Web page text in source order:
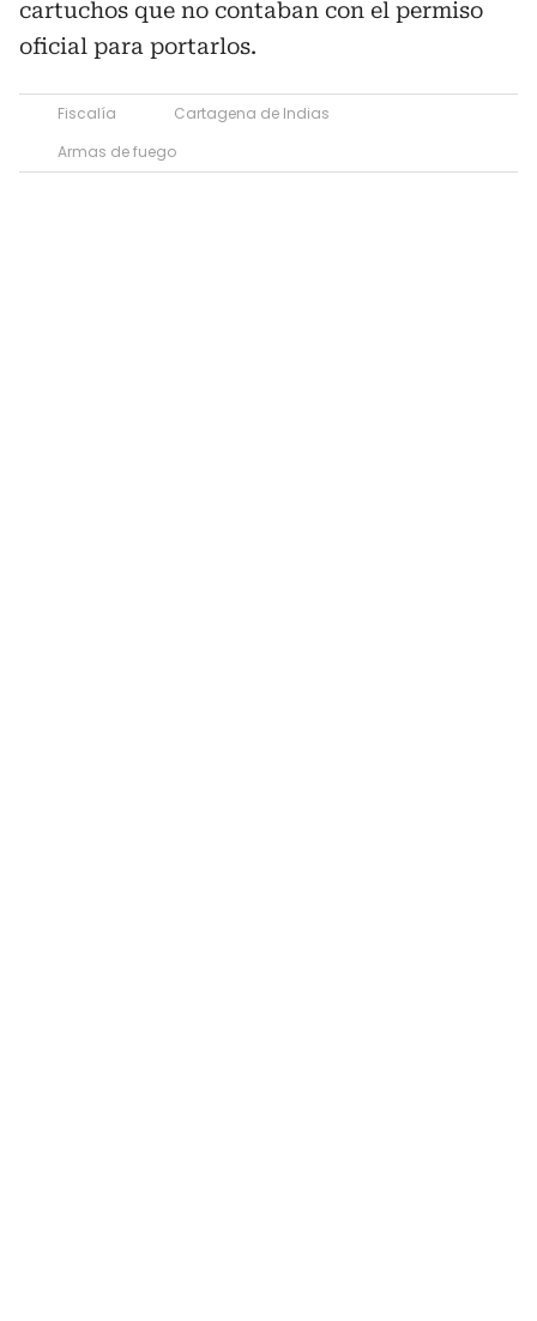
cartuchos que no contaban con el permiso
oficial para portarlos.
Fiscalía
Cartagena de Indias
Armas de fuego